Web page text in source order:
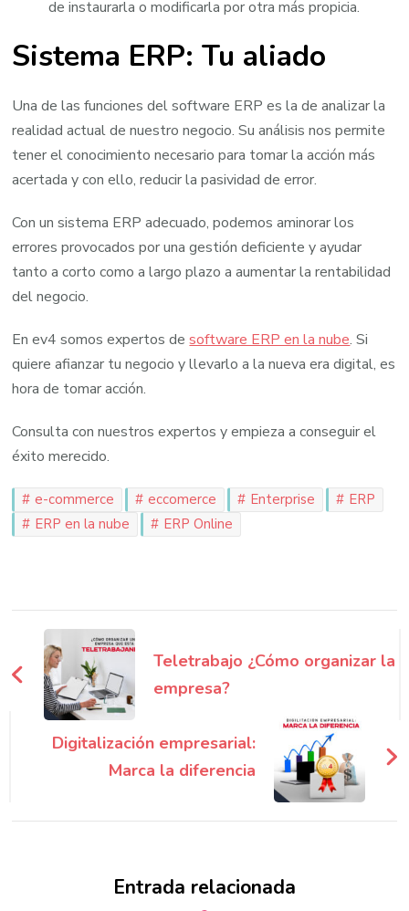
de instaurarla o modificarla por otra más propicia.
Sistema ERP: Tu aliado
Una de las funciones del software ERP es la de analizar la
realidad actual de nuestro negocio. Su análisis nos permite
tener el conocimiento necesario para tomar la acción más
acertada y con ello, reducir la pasividad de error.
Con un sistema ERP adecuado, podemos aminorar los
errores provocados por una gestión deficiente y ayudar
tanto a corto como a largo plazo a aumentar la rentabilidad
del negocio.
En ev4 somos expertos desoftware ERP en la nube. Si
quiere afianzar tu negocio y llevarlo a la nueva era digital, es
hora de tomar acción.
Consulta con nuestros expertos y empieza a conseguir el
éxito merecido.
e-commerce eccomerce Enterprise
ERP
ERP en la nube
ERP Online
Navegación
de
entradas
Teletrabajo ¿Cómo organizar la
empresa?
Digitalización empresarial:
Marca la diferencia
Entrada relacionada